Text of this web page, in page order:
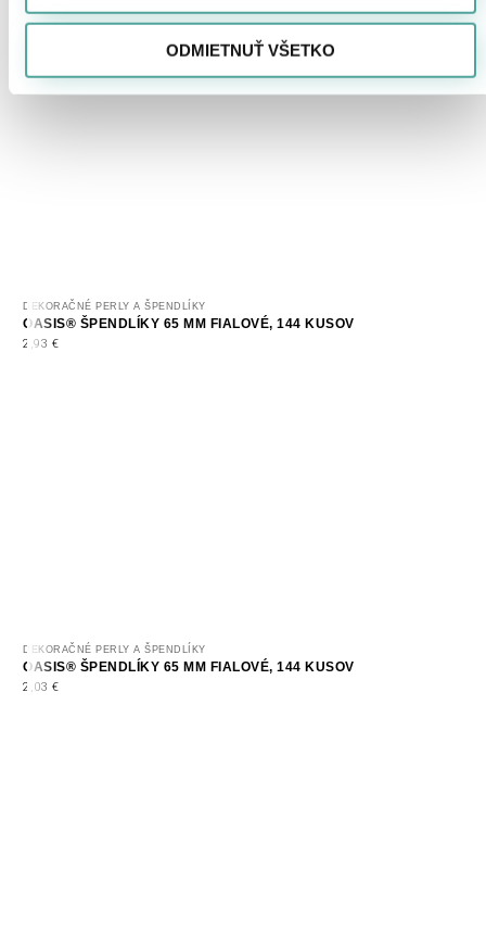
ODMIETNUŤ VŠETKO
DEKORAČNÉ PERLY A ŠPENDLÍKY
OASIS® ŠPENDLÍKY 65 MM FIALOVÉ, 144 KUSOV
2,93 €
DEKORAČNÉ PERLY A ŠPENDLÍKY
OASIS® ŠPENDLÍKY 65 MM FIALOVÉ, 144 KUSOV
2,03 €